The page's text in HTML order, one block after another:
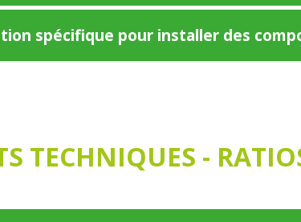
spécifique pour installer des
TECHNIQUES -